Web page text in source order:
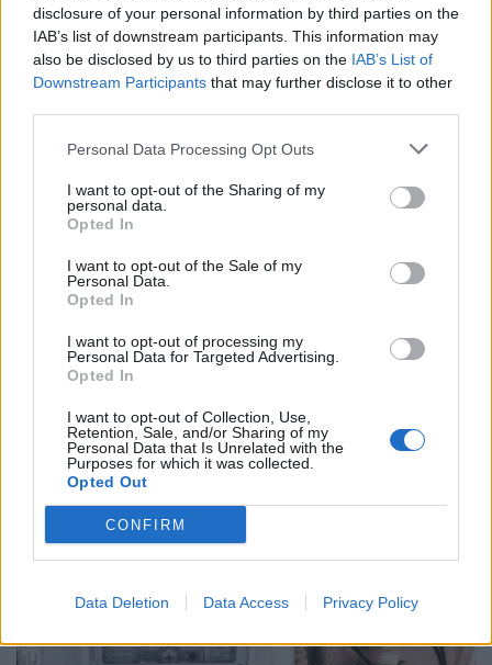
disclosure of your personal information by third parties on the
IAB’s list of downstream participants. This information may
also be disclosed by us to third parties on the IAB’s List of
Downstream Participants that may further disclose it to other
Personal Data Processing Opt Outs
I want to opt-out of the Sharing of my
personal data.
Opted In
I want to opt-out of the Sale of my
Personal Data.
Opted In
I want to opt-out of processing my
Personal Data for Targeted Advertising.
Opted In
I want to opt-out of Collection, Use,
Retention, Sale, and/or Sharing of my
Personal Data that Is Unrelated with the
Purposes for which it was collected.
Opted Out
CONFIRM
Data Deletion Data Access Privacy Policy
ΗΛΕΚΤΡΙΣΜΟΣ
Ακριβότερους λογαριασμούς ρεύματος τον
27/07/2026 - 08:34